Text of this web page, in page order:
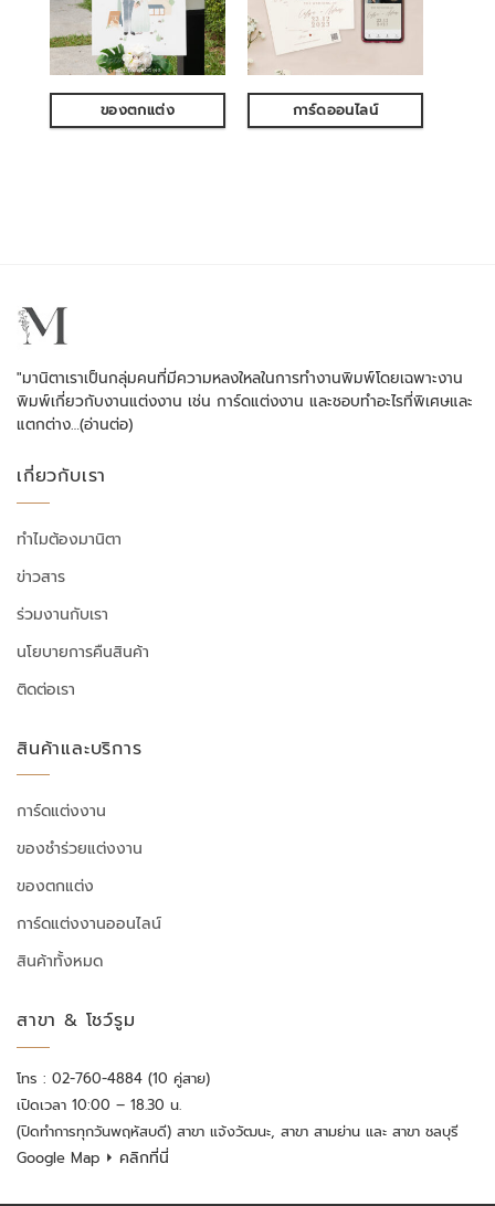
ของตกแต่ง การ์ดออนไลน์
"มานิตาเราเป็นกลุ่มคนที่มีความหลงใหลในการทำงานพิมพ์โดยเฉพาะงาน
พิมพ์เกี่ยวกับงานแต่งงาน เช่น การ์ดแต่งงาน และชอบทำอะไรที่พิเศษและ
แตกต่าง…(อ่านต่อ)
เกี่ยวกับเรา
ทำไมต้องมานิตา
ข่าวสาร
ร่วมงานกับเรา
นโยบายการคืนสินค้า
ติดต่อเรา
สินค้าและบริการ
การ์ดแต่งงาน
ของชำร่วยแต่งงาน
ของตกแต่ง
การ์ดแต่งงานออนไลน์
สินค้าทั้งหมด
สาขา & โชว์รูม
โทร : 02-760-4884 (10 คู่สาย)
เปิดเวลา 10:00 – 18.30 น.
(ปิดทำการทุกวันพฤหัสบดี) สาขา แจ้งวัฒนะ, สาขา สามย่าน และ สาขา ชลบุรี
Google Map ⏵ คลิกที่นี่